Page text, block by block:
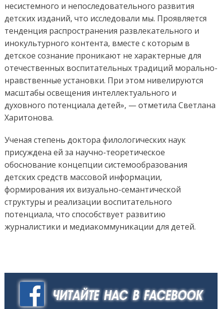
несистемного и непоследовательного развития
детских изданий, что исследовали мы. Проявляется
тенденция распространения развлекательного и
инокультурного контента, вместе с которым в
детское сознание проникают не характерные для
отечественных воспитательных традиций морально-
нравственные установки. При этом нивелируются
масштабы освещения интеллектуального и
духовного потенциала детей», — отметила Светлана
Харитонова.
Ученая степень доктора филологических наук
присуждена ей за научно-теоретическое
обоснование концепции системообразования
детских средств массовой информации,
формирования их визуально-семантической
структуры и реализации воспитательного
потенциала, что способствует развитию
журналистики и медиакоммуникации для детей.